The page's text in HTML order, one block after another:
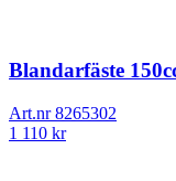
Blandarfäste
Art.nr8265302
1 110 kr